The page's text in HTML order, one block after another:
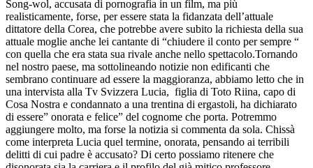
Song-wol, accusata di pornografia in un film, ma più
realisticamente, forse, per essere stata la fidanzata dell’attuale
dittatore della Corea, che potrebbe avere subito la richiesta della sua
attuale moglie anche lei cantante di “chiudere il conto per sempre “
con quella che era stata sua rivale anche nello spettacolo.Tornando
nel nostro paese, ma sottolineando notizie non edificanti che
sembrano continuare ad essere la maggioranza, abbiamo letto che in
una intervista alla Tv Svizzera Lucia, figlia di Toto Riina, capo di
Cosa Nostra e condannato a una trentina di ergastoli, ha dichiarato
di essere” onorata e felice” del cognome che porta. Potremmo
aggiungere molto, ma forse la notizia si commenta da sola. Chissà
come interpreta Lucia quel termine, onorata, pensando ai terribili
delitti di cui padre è accusato? Di certo possiamo ritenere che